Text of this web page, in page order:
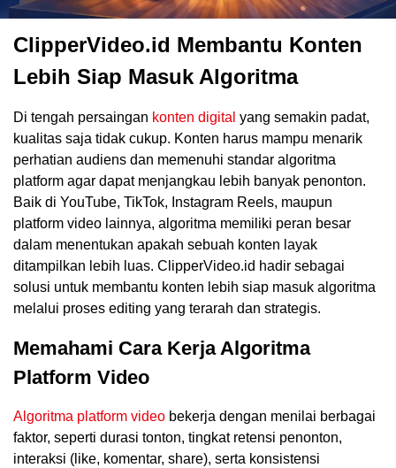
ClipperVideo.id Membantu Konten
Lebih Siap Masuk Algoritma
Di tengah persaingan konten digital yang semakin padat,
kualitas saja tidak cukup. Konten harus mampu menarik
perhatian audiens dan memenuhi standar algoritma
platform agar dapat menjangkau lebih banyak penonton.
Baik di YouTube, TikTok, Instagram Reels, maupun
platform video lainnya, algoritma memiliki peran besar
dalam menentukan apakah sebuah konten layak
ditampilkan lebih luas. ClipperVideo.id hadir sebagai
solusi untuk membantu konten lebih siap masuk algoritma
melalui proses editing yang terarah dan strategis.
Memahami Cara Kerja Algoritma
Platform Video
Algoritma platform video bekerja dengan menilai berbagai
faktor, seperti durasi tonton, tingkat retensi penonton,
interaksi (like, komentar, share), serta konsistensi